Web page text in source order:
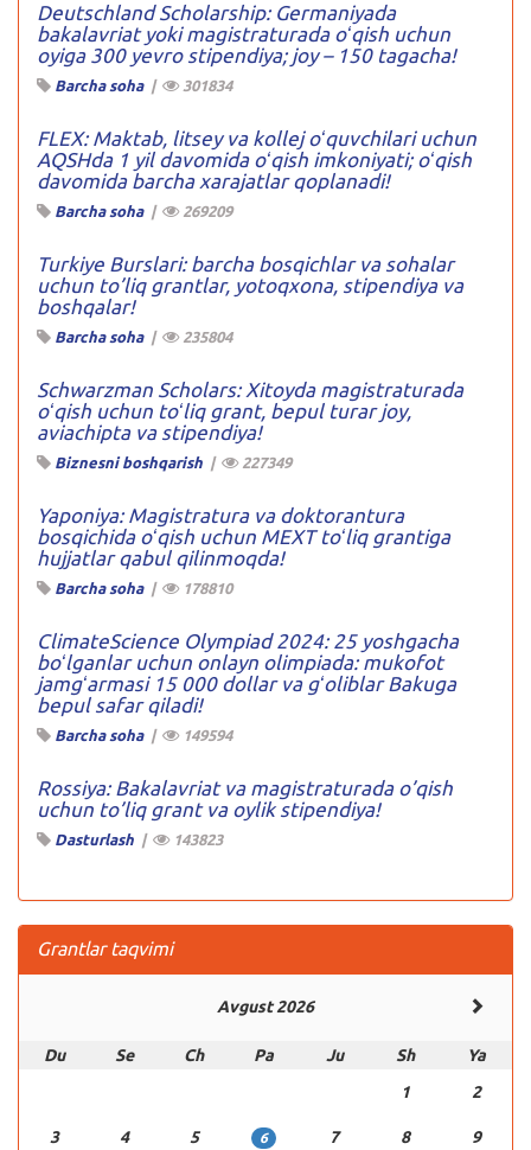
Deutschland Scholarship: Germaniyada
bakalavriat yoki magistraturada oʻqish uchun
oyiga 300 yevro stipendiya; joy – 150 tagacha!
Barcha soha| 301834
FLEX: Maktab, litsey va kollej oʻquvchilari uchun
AQSHda 1 yil davomida oʻqish imkoniyati; oʻqish
davomida barcha xarajatlar qoplanadi!
Barcha soha| 269209
Turkiye Burslari: barcha bosqichlar va sohalar
uchun to’liq grantlar, yotoqxona, stipendiya va
boshqalar!
Barcha soha| 235804
Schwarzman Scholars: Xitoyda magistraturada
oʻqish uchun toʻliq grant, bepul turar joy,
aviachipta va stipendiya!
Biznesni boshqarish | 227349
Yaponiya: Magistratura va doktorantura
bosqichida oʻqish uchun MEXT toʻliq grantiga
hujjatlar qabul qilinmoqda!
Barcha soha| 178810
ClimateScience Olympiad 2024: 25 yoshgacha
boʻlganlar uchun onlayn olimpiada: mukofot
jamgʻarmasi 15 000 dollar va gʻoliblar Bakuga
bepul safar qiladi!
Barcha soha| 149594
Rossiya: Bakalavriat va magistraturada o’qish
uchun to’liq grant va oylik stipendiya!
Dasturlash | 143823
Grantlar taqvimi
Avgust 2026
Du Se Ch Pa Ju Sh
Ya
1
2
3 4 5 6 7 8 9